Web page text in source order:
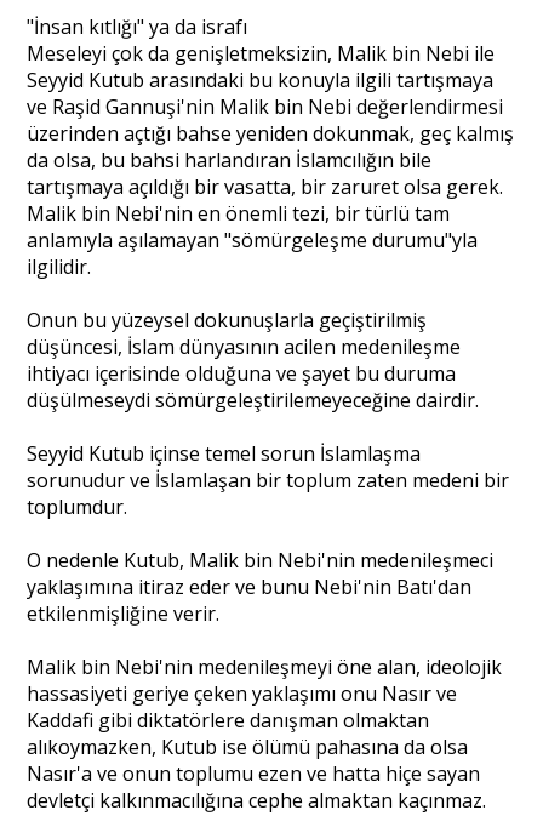
"İnsan kıtlığı" ya da israfı
Meseleyi çok da genişletmeksizin, Malik bin Nebi ile
Seyyid Kutub arasındaki bu konuyla ilgili tartışmaya
ve Raşid Gannuşi'nin Malik bin Nebi değerlendirmesi
üzerinden açtığı bahse yeniden dokunmak, geç kalmış
da olsa, bu bahsi harlandıran İslamcılığın bile
tartışmaya açıldığı bir vasatta, bir zaruret olsa gerek.
Malik bin Nebi'nin en önemli tezi, bir türlü tam
anlamıyla aşılamayan "sömürgeleşme durumu"yla
ilgilidir.
Onun bu yüzeysel dokunuşlarla geçiştirilmiş
düşüncesi, İslam dünyasının acilen medenileşme
ihtiyacı içerisinde olduğuna ve şayet bu duruma
düşülmeseydi sömürgeleştirilemeyeceğine dairdir.
Seyyid Kutub içinse temel sorun İslamlaşma
sorunudur ve İslamlaşan bir toplum zaten medeni bir
toplumdur.
O nedenle Kutub, Malik bin Nebi'nin medenileşmeci
yaklaşımına itiraz eder ve bunu Nebi'nin Batı'dan
etkilenmişliğine verir.
Malik bin Nebi'nin medenileşmeyi öne alan, ideolojik
hassasiyeti geriye çeken yaklaşımı onu Nasır ve
Kaddafi gibi diktatörlere danışman olmaktan
alıkoymazken, Kutub ise ölümü pahasına da olsa
Nasır'a ve onun toplumu ezen ve hatta hiçe sayan
devletçi kalkınmacılığına cephe almaktan kaçınmaz.